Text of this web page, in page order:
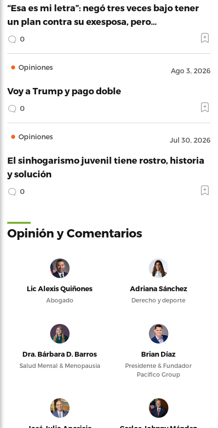
“Esa es mi letra”: negó tres veces bajo tener
un plan contra su exesposa, pero…
0
Opiniones Ago 3, 2026
Voy a Trump y pago doble
0
Opiniones Jul 30, 2026
El sinhogarismo juvenil tiene rostro, historia
y solución
0
Opinión y Comentarios
Lic Alexis Quiñones
Abogado
Adriana Sánchez
Derecho y deporte
Dra. Bárbara D. Barros
Salud Mental & Menopausia
Brian Díaz
Presidente & Fundador
Pacifico Group